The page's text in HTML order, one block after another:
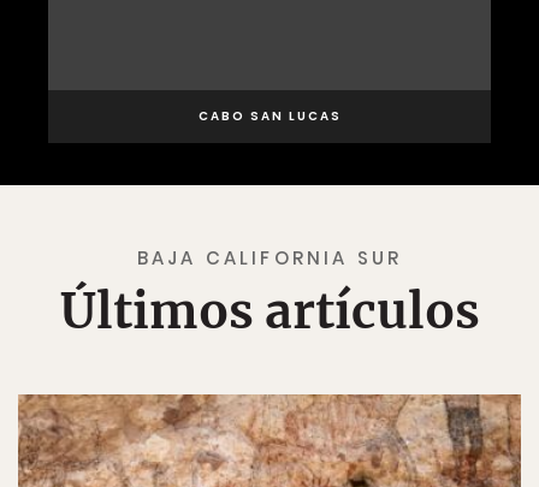
CABO SAN LUCAS
BAJA CALIFORNIA SUR
Últimos artículos